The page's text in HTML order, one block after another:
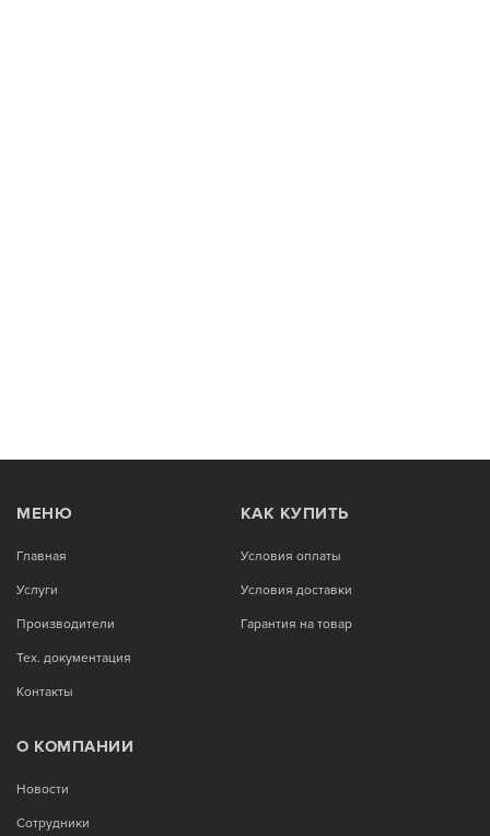
МЕНЮ
Главная
Услуги
Производители
Тех. документация
Контакты
КАК КУПИТЬ
Условия оплаты
Условия доставки
Гарантия на товар
О КОМПАНИИ
Новости
Сотрудники